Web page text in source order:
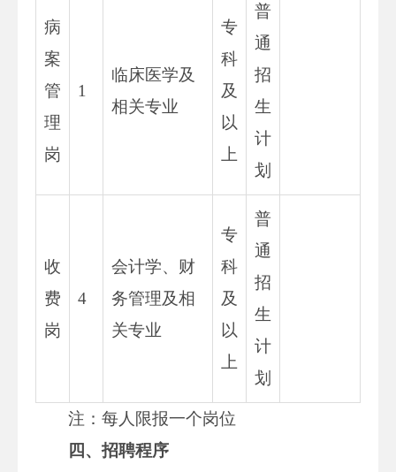
病
案
管
理
岗
1
临床医学及
相关专业
专
科
及
以
上
普
通
招
生
计
划
收
费
岗
4
会计学、财
务管理及相
关专业
专
科
及
以
上
普
通
招
生
计
划
注：每人限报一个岗位
四、招聘程序